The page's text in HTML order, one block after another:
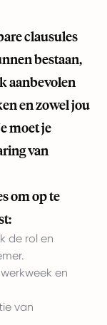
clausules
bestaan,
aanbevolen
en zowel jou
moet je
van
om op te
de rol en
en
van